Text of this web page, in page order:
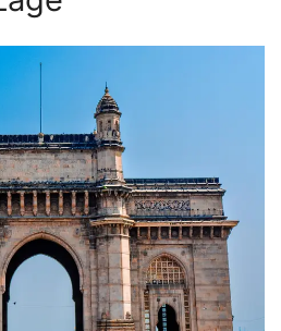
IIT Bombay håller det
andra, som University
det nya. Snacka om en stad
medan den rusar mot